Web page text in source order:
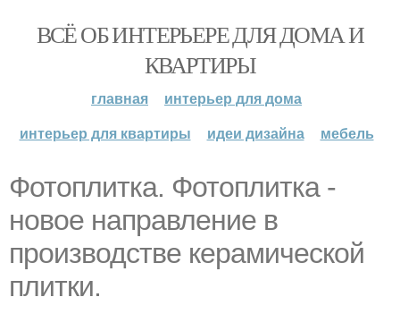
ВСЁ ОБ ИНТЕРЬЕРЕ ДЛЯ ДОМА И
КВАРТИРЫ
главная
интерьер для дома
интерьер для квартиры
идеи дизайна мебель
Фотоплитка. Фотоплитка -
новое направление в
производстве керамической
плитки.